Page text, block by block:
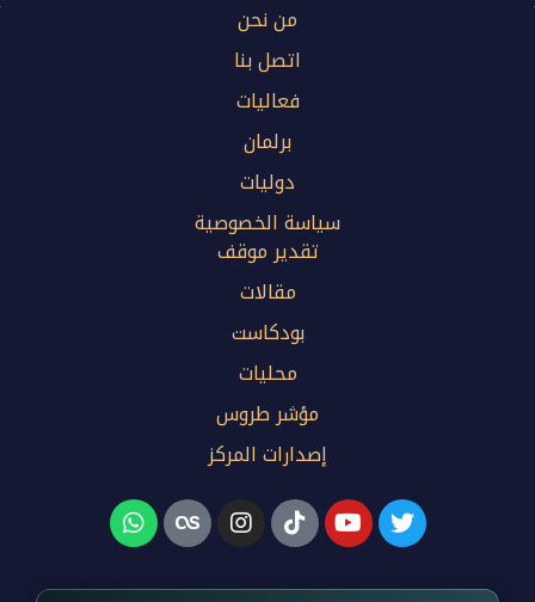
من نحن
اتصل بنا
فعاليات
برلمان
دوليات
سياسة الخصوصية
تقدير موقف
مقالات
بودكاست
محليات
مؤشر طروس
إصدارات المركز